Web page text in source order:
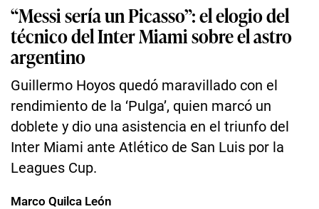
“Messi sería un Picasso”: el elogio del
técnico del Inter Miami sobre el astro
argentino
Guillermo Hoyos quedó maravillado con el
rendimiento de la ‘Pulga’, quien marcó un
doblete y dio una asistencia en el triunfo del
Inter Miami ante Atlético de San Luis por la
Leagues Cup.
Marco Quilca León